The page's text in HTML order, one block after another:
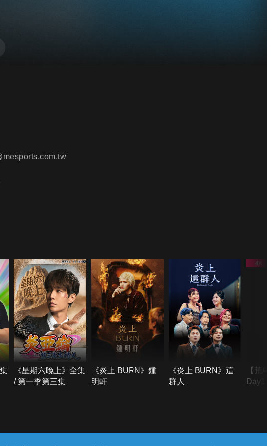
《星期六晚上》全集
/ 第一季第三集
《炎上 BURN》鍾
明軒
《炎上 BURN》這
群人
【荒